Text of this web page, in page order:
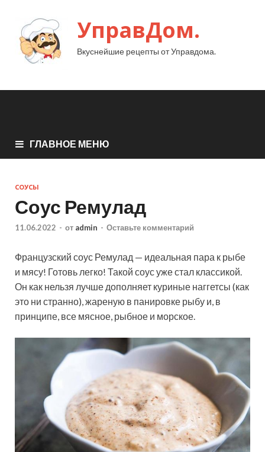
УправДом.
Вкуснейшие рецепты от Управдома.
ГЛАВНОЕ МЕНЮ
СОУСЫ
Соус Ремулад
11.06.2022 - от admin - Оставьте комментарий
Французский соус Ремулад — идеальная пара к рыбе
и мясу! Готовь легко! Такой соус уже стал классикой.
Он как нельзя лучше дополняет куриные наггетсы (как
это ни странно), жареную в панировке рыбу и, в
принципе, все мясное, рыбное и морское.